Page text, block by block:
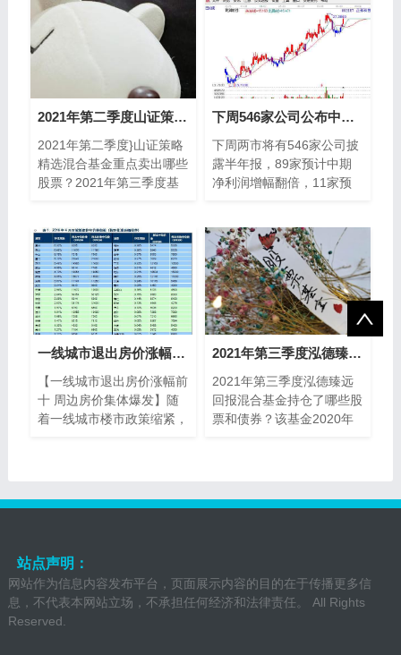
2021年第二季度山证策略精选混合基金重点卖出哪些股票？2021年第三季度基金持仓了哪些股票？
2021年第二季度}山证策略
精选混合基金重点卖出哪些
股票？2021年第三季度基
月7日山证策略
下周546家公司公布中报 近90近预计中期净利润增幅翻倍
下周两市将有546家公司披
露半年报，89家预计中期
净利润增幅翻倍，11家预
家预计中期净利
一线城市退出房价涨幅前十 周边房价集体爆发
【一线城市退出房价涨幅前
十 周边房价集体爆发】随
着一线城市楼市政策缩紧，
2021年第三季度泓德臻远回报混合基金持仓了哪些股票和债券？该基金2020年利润如何？
2021年第三季度泓德臻远
回报混合基金持仓了哪些股
票和债券？该基金2020年
站点声明：
网站作为信息内容发布平台，页面展示内容的目的在于传播更多信
息，不代表本网站立场，不承担任何经济和法律责任。 All Rights
Reserved.